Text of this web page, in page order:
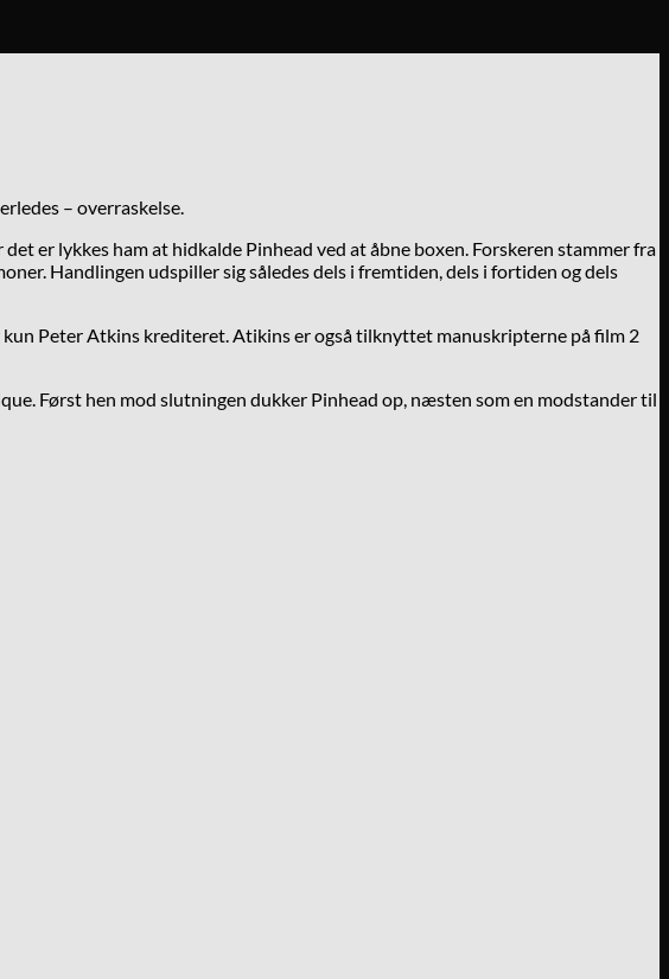
– overraskelse.
er lykkes ham at hidkalde Pinhead ved at åbne boxen. Forskeren stammer fra
Handlingen udspiller sig således dels i fremtiden, dels i fortiden og dels
kun Peter Atkins krediteret. Atikins er også tilknyttet manuskripterne på film 2
Først hen mod slutningen dukker Pinhead op, næsten som en modstander til